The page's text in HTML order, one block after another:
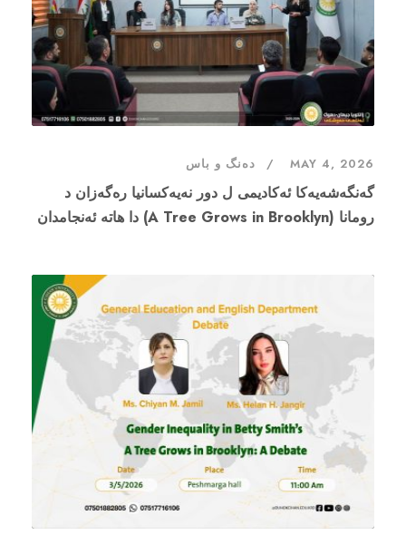
MAY 4, 2026 دەنگ و باس
گه‌نگه‌شه‌یه‌كا ئەکادیمی ل دور نەیەکسانیا رەگەزان د
رومانا (A Tree Grows in Brooklyn) دا هاتە ئەنجامدان